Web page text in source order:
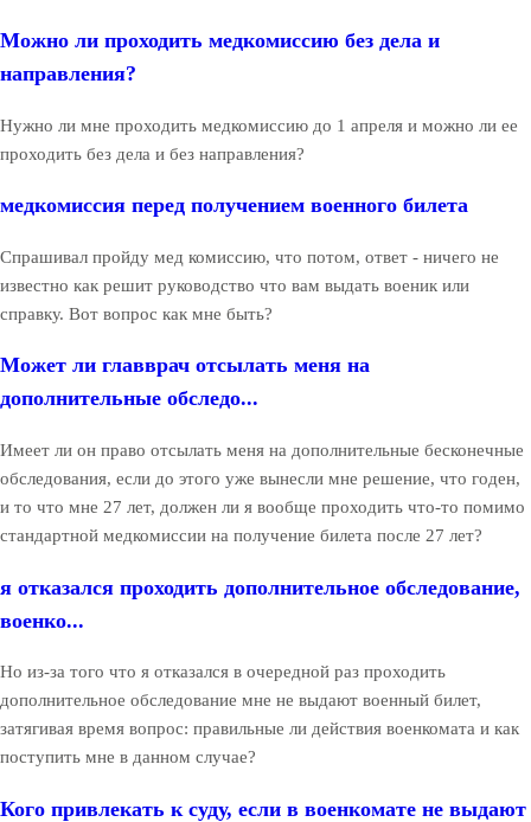
Можно ли проходить медкомиссию без дела и
направления?
Нужно ли мне проходить медкомиссию до 1 апреля и можно ли ее
проходить без дела и без направления?
медкомиссия перед получением военного билета
Спрашивал пройду мед комиссию, что потом, ответ - ничего не
известно как решит руководство что вам выдать военик или
справку. Вот вопрос как мне быть?
Может ли главврач отсылать меня на
дополнительные обследо...
Имеет ли он право отсылать меня на дополнительные бесконечные
обследования, если до этого уже вынесли мне решение, что годен,
и то что мне 27 лет, должен ли я вообще проходить что-то помимо
стандартной медкомиссии на получение билета после 27 лет?
я отказался проходить дополнительное обследование,
военко...
Но из-за того что я отказался в очередной раз проходить
дополнительное обследование мне не выдают военный билет,
затягивая время вопрос: правильные ли действия военкомата и как
поступить мне в данном случае?
Кого привлекать к суду, если в военкомате не выдают